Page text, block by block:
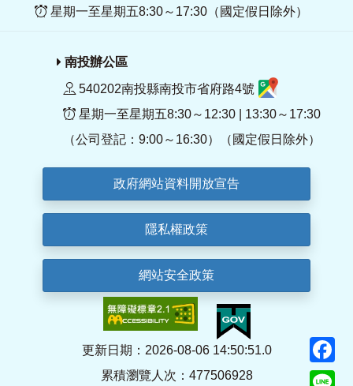
星期一至星期五8:30～17:30（國定假日除外）
南投辦公區
540202南投縣南投市省府路4號
星期一至星期五8:30～12:30 | 13:30～17:30
（公司登記：9:00～16:30）（國定假日除外）
政府網站資料開放宣告
隱私權政策
網站安全政策
更新日期：2026-08-06 14:50:51.0
累積瀏覽人次：477506928